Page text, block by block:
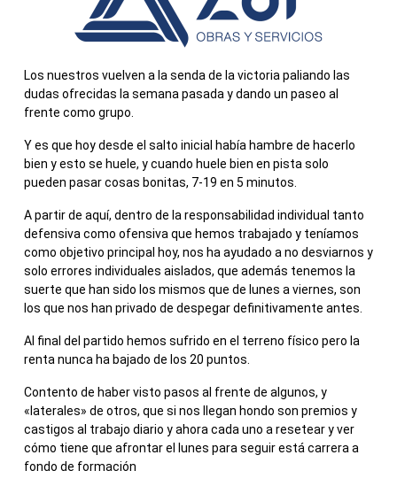
Los nuestros vuelven a la senda de la victoria paliando las
dudas ofrecidas la semana pasada y dando un paseo al
frente como grupo.
Y es que hoy desde el salto inicial había hambre de hacerlo
bien y esto se huele, y cuando huele bien en pista solo
pueden pasar cosas bonitas, 7-19 en 5 minutos.
A partir de aquí, dentro de la responsabilidad individual tanto
defensiva como ofensiva que hemos trabajado y teníamos
como objetivo principal hoy, nos ha ayudado a no desviarnos y
solo errores individuales aislados, que además tenemos la
suerte que han sido los mismos que de lunes a viernes, son
los que nos han privado de despegar definitivamente antes.
Al final del partido hemos sufrido en el terreno físico pero la
renta nunca ha bajado de los 20 puntos.
Contento de haber visto pasos al frente de algunos, y
«laterales» de otros, que si nos llegan hondo son premios y
castigos al trabajo diario y ahora cada uno a resetear y ver
cómo tiene que afrontar el lunes para seguir está carrera a
fondo de formación